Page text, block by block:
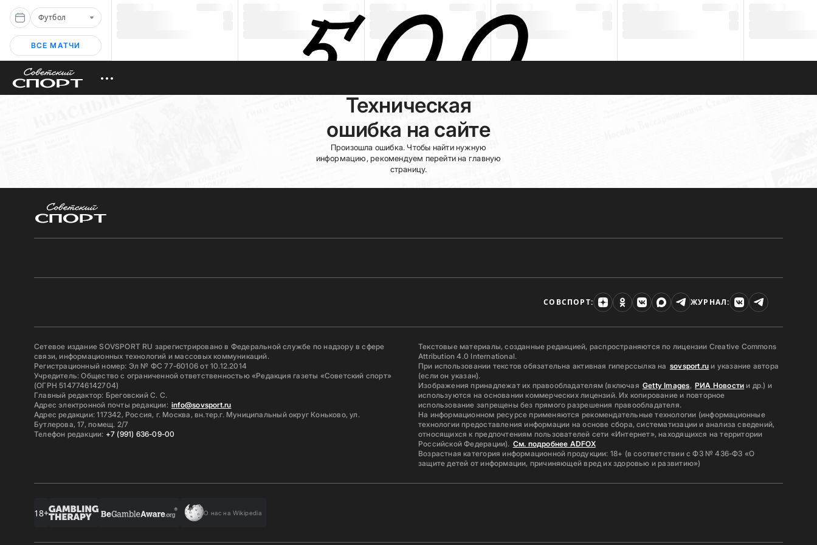
Футбол
ВСЕ МАТЧИ
Техническая
ошибка на сайте
Произошла ошибка. Чтобы найти нужную
информацию, рекомендуем перейти на главную
страницу.
СОВСПОРТ: ЖУРНАЛ:
Сетевое издание SOVSPORT RU зарегистрировано в Федеральной службе по надзору в сфере
связи, информационных технологий и массовых коммуникаций.
Регистрационный номер: Эл № ФС 77-60106 от 10.12.2014
Учредитель: Общество с ограниченной ответственностью «Редакция газеты «Советский спорт»
(ОГРН 5147746142704)
Главный редактор: Бреговский С. С.
Адрес электронной почты редакции: info@sovsport.ru
Адрес редакции: 117342, Россия, г. Москва, вн.тер.г. Муниципальный округ Коньково, ул.
Бутлерова, 17, помещ. 2/7
Телефон редакции: +7 (991) 636-09-00
Текстовые материалы, созданные редакцией, распространяются по лицензии Creative Commons
Attribution 4.0 International.
При использовании текстов обязательна активная гиперссылка на sovsport.ru и указание автора
(если он указан).
Изображения принадлежат их правообладателям (включая Getty Images, РИА Новости и др.) и
используются на основании коммерческих лицензий. Их копирование и повторное
использование запрещены без прямого разрешения правообладателя.
На информационном ресурсе применяются рекомендательные технологии (информационные
технологии предоставления информации на основе сбора, систематизации и анализа сведений,
относящихся к предпочтениям пользователей сети «Интернет», находящихся на территории
Российской Федерации). См. подробнее ADFOX
Возрастная категория информационной продукции: 18+ (в соответствии с ФЗ № 436-ФЗ «О
защите детей от информации, причиняющей вред их здоровью и развитию»)
18+ О нас на Wikipedia